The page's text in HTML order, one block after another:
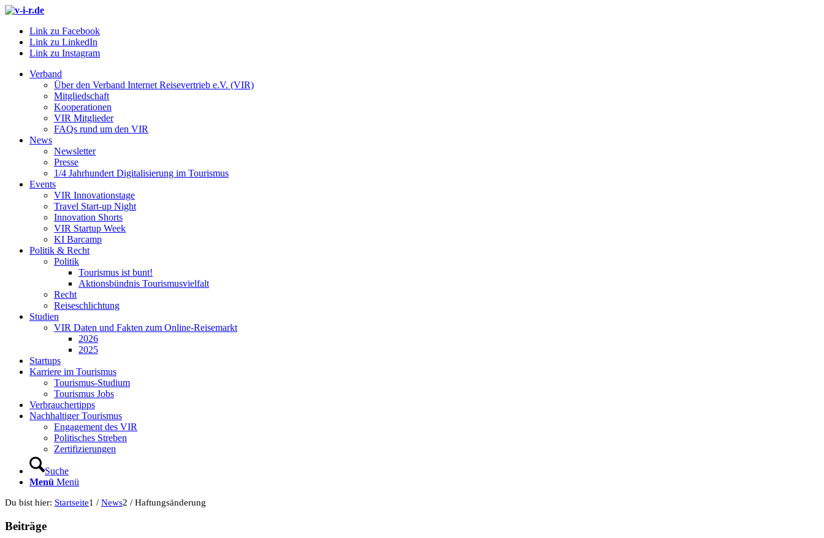
Link zu Facebook
Link zu LinkedIn
Link zu Instagram
Verband
Über den Verband Internet Reisevertrieb e.V. (VIR)
Mitgliedschaft
Kooperationen
VIR Mitglieder
FAQs rund um den VIR
News
Newsletter
Presse
1/4 Jahrhundert Digitalisierung im Tourismus
Events
VIR Innovationstage
Travel Start-up Night
Innovation Shorts
VIR Startup Week
KI Barcamp
Politik & Recht
Politik
Tourismus ist bunt!
Aktionsbündnis Tourismusvielfalt
Recht
Reiseschlichtung
Studien
VIR Daten und Fakten zum Online-Reisemarkt
2026
2025
Startups
Karriere im Tourismus
Tourismus-Studium
Tourismus Jobs
Verbrauchertipps
Nachhaltiger Tourismus
Engagement des VIR
Politisches Streben
Zertifizierungen
Suche
Menü Menü
Du bist hier: Startseite1 / News2 / Haftungsänderung
Beiträge